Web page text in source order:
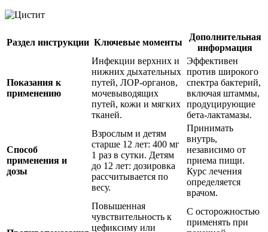
Раздел инструкции Ключевые моменты
Дополнительная
информация
Показания к
применению
Инфекции верхних и
нижних дыхательных
путей, ЛОР-органов,
мочевыводящих
путей, кожи и мягких
тканей.
Эффективен
против широкого
спектра бактерий,
включая штаммы,
продуцирующие
бета-лактамазы.
Способ
применения и
дозы
Взрослым и детям
старше 12 лет: 400 мг
1 раз в сутки. Детям
до 12 лет: дозировка
рассчитывается по
весу.
Принимать
внутрь,
независимо от
приема пищи.
Курс лечения
определяется
врачом.
Повышенная
чувствительность к
цефиксиму или
С осторожностью
применять при